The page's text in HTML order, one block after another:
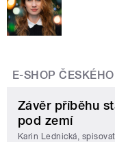
E-SHOP
Závěr příběhu
pod zemí
Karin Lednická,